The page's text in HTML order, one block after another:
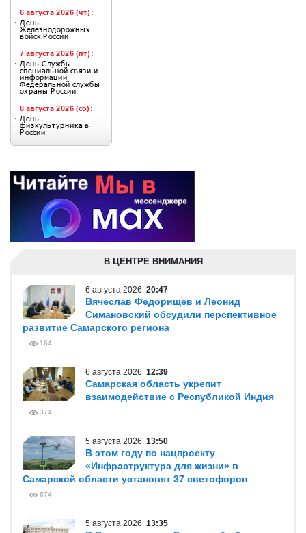
В ЦЕНТРЕ ВНИМАНИЯ
6 августа 2026 20:47
Вячеслав Федорищев и Леонид
Симановский обсудили перспективное
развитие Самарского региона
164
6 августа 2026 12:39
Самарская область укрепит
взаимодействие с Республикой Индия
374
5 августа 2026 13:50
В этом году по нацпроекту
«Инфраструктура для жизни» в
Самарской области установят 37 светофоров
674
5 августа 2026 13:35